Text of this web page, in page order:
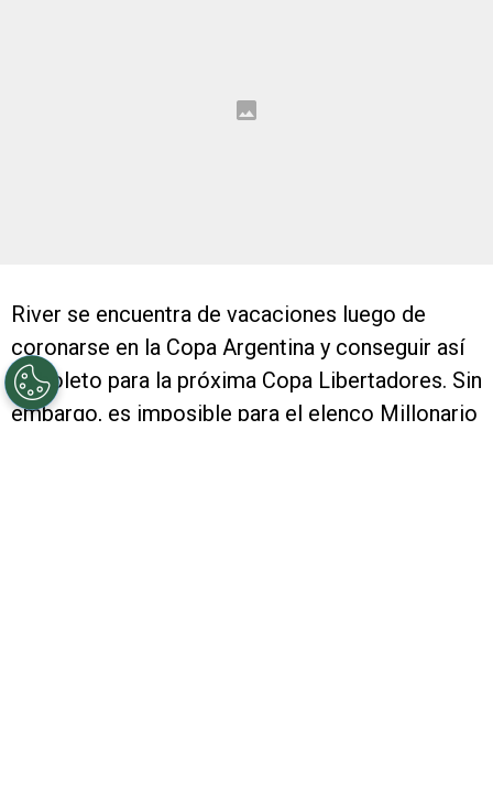
River se encuentra de vacaciones luego de
coronarse en la Copa Argentina y conseguir así
su boleto para la próxima Copa Libertadores. Sin
embargo, es imposible para el elenco Millonario